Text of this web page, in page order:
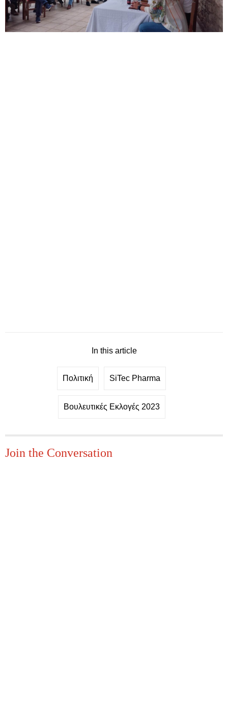
In this article
Πολιτική SiTec Pharma
Βουλευτικές Εκλογές 2023
Join the Conversation